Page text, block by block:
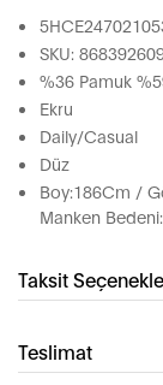
SKU:
%36 Pamuk
Ekru
Daily/Casual
Düz
Boy:186Cm /
Manken
Taksit
Teslimat